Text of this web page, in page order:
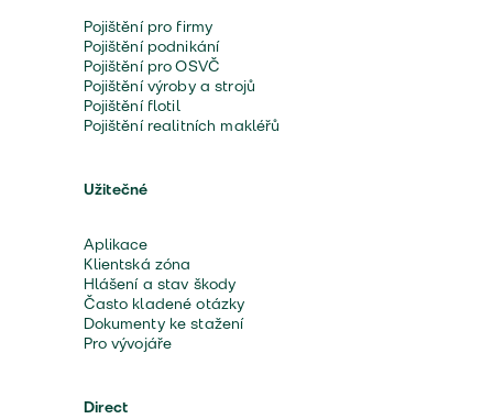
Pojištění pro firmy
Pojištění podnikání
Pojištění pro OSVČ
Pojištění výroby a strojů
Pojištění flotil
Pojištění realitních makléřů
Užitečné
Aplikace
Klientská zóna
Hlášení a stav škody
Často kladené otázky
Dokumenty ke stažení
Pro vývojáře
Direct